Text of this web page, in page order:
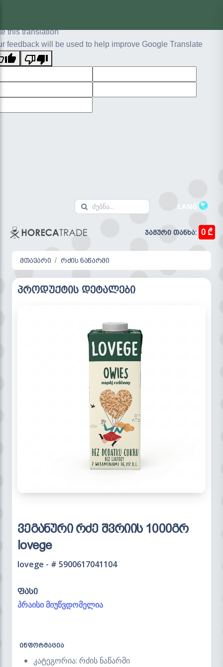
this translation
feedback will be used to help improve Google Translate
ჯამური თანხა: 0 ₾
მთავარი რძის ნაწარმი
პროდუქტის დეტალები
ვეგანური რძე შვრიის 1000გრ
lovege
lovege - # 5900617041104
ფასი
პრაისი მიუწვდომელია
ინფორმაცია
კატეგორია: რძის ნაწარმი